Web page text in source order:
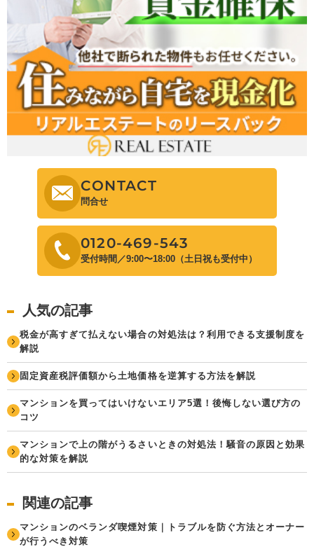
CONTACT
問合せ
0120-469-543
受付時間／9:00〜18:00（土日祝も受付中）
人気の記事
税金が高すぎて払えない場合の対処法は？利用できる支援制度を
解説
固定資産税評価額から土地価格を逆算する方法を解説
マンションを買ってはいけないエリア5選！後悔しない選び方の
コツ
マンションで上の階がうるさいときの対処法！騒音の原因と効果
的な対策を解説
関連の記事
マンションのベランダ喫煙対策｜トラブルを防ぐ方法とオーナー
が行うべき対策